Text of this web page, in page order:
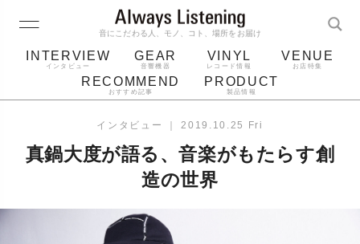
音にこだわる人、モノ、コト、場所をお届け
INTERVIEW
インタビュー
GEAR
音響機器
VINYL
レコード情報
VENUE
お店特集
RECOMMEND
おすすめ記事
PRODUCT
製品情報
ジャケット bluetooth
レコード針
インタビュー ｜ 2019.10.25 Fri
真鍋大度が語る、音楽がもたらす創
造の世界